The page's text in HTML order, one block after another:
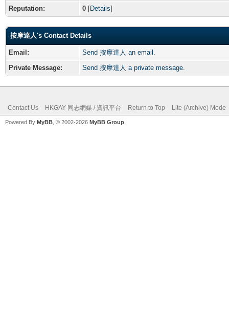
Reputation: 0 [Details]
按摩達人's Contact Details
Email:
Send 按摩達人 an email.
Private Message:
Send 按摩達人 a private message.
Contact Us HKGAY 同志網媒 / 資訊平台 Return to Top Lite (Archive) Mode
Powered By MyBB , © 2002-2026 MyBB Group